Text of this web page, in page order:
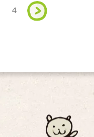
4